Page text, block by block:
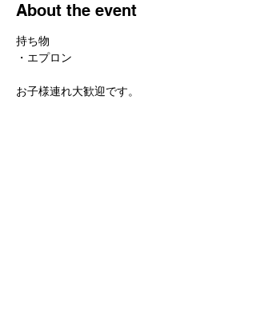
About the event
持ち物
・エプロン
お子様連れ大歓迎です。